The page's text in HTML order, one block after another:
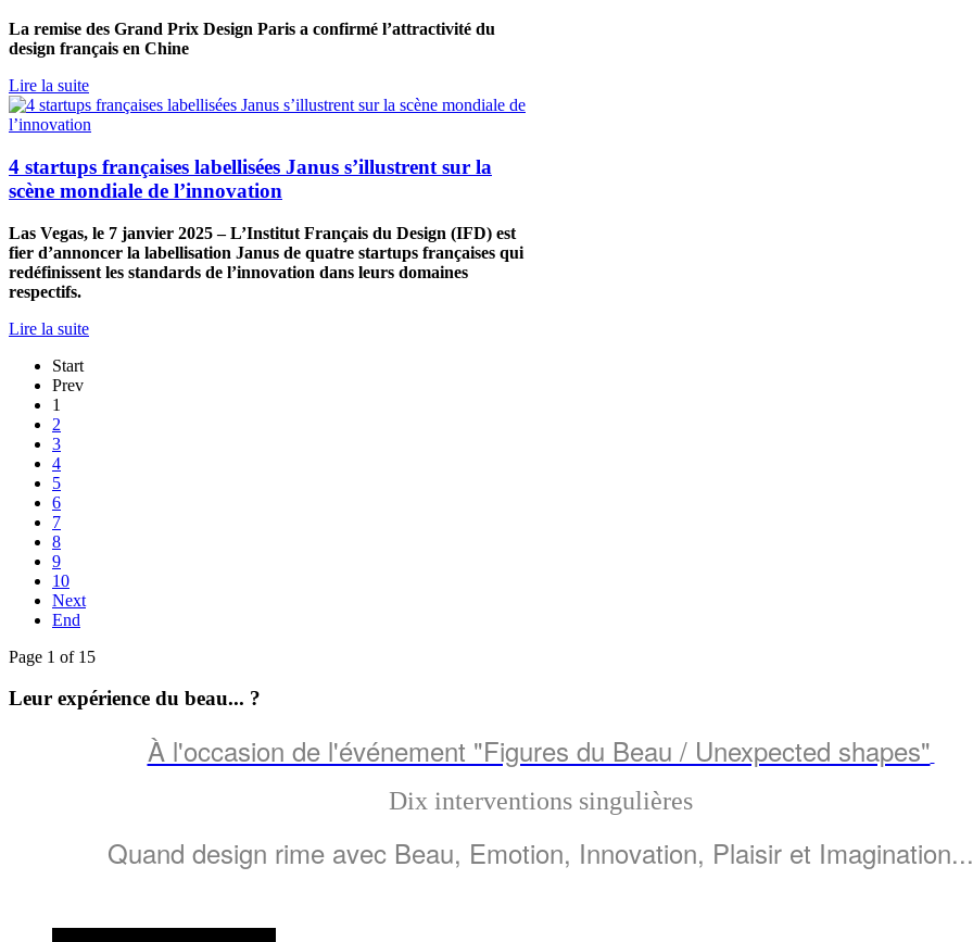
La remise des Grand Prix Design Paris a confirmé l’attractivité du
design français en Chine
Lire la suite
4 startups françaises labellisées Janus s’illustrent sur la
scène mondiale de l’innovation
Las Vegas, le 7 janvier 2025 – L’Institut Français du Design (IFD) est
fier d’annoncer la labellisation Janus de quatre startups françaises qui
redéfinissent les standards de l’innovation dans leurs domaines
respectifs.
Lire la suite
Start
Prev
1
2
3
4
5
6
7
8
9
10
Next
End
Page 1 of 15
Leur expérience du beau... ?
À l'occasion de l'événement "Figures du Beau / Unexpected shapes"
Dix interventions singulières
Quand design rime avec Beau, Emotion, Innovation, Plaisir et Imagination...